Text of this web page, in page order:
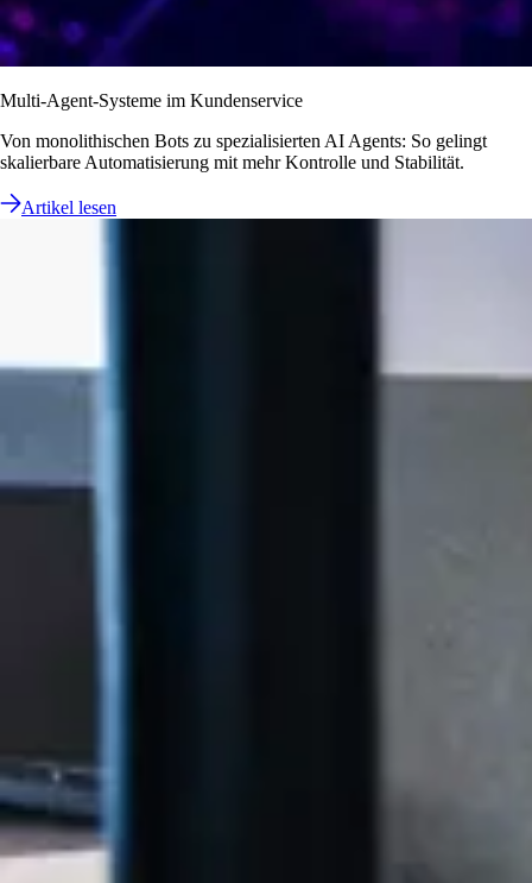
Multi-Agent-Systeme im Kundenservice
Von monolithischen Bots zu spezialisierten AI Agents: So gelingt
skalierbare Automatisierung mit mehr Kontrolle und Stabilität.
Artikel lesen